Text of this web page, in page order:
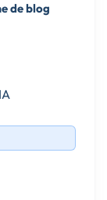
de blog